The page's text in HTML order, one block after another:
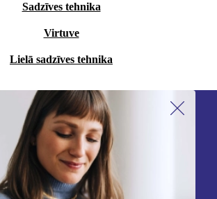
Sadzīves tehnika
Virtuve
Lielā sadzīves tehnika
Piesakieties mūsu jaunumu
saņemšanai!
Nekad vairs nepalaidiet garām nevienu
piedāvājumu.